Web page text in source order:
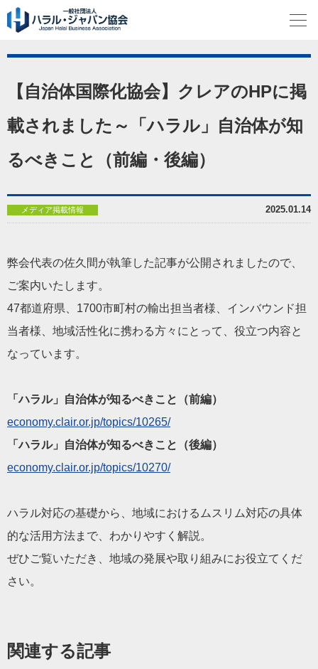
【自治体国際化協会】クレアのHPに掲
載されました～「ハラル」自治体が知
るべきこと（前編・後編）
2025.01.14
メディア掲載情報
弊会代表の佐久間が執筆した記事が公開されましたので、
ご案内いたします。
47都道府県、1700市町村の輸出担当者様、インバウンド担
当者様、地域活性化に携わる方々にとって、役立つ内容と
なっています。
「ハラル」自治体が知るべきこと（前編）
economy.clair.or.jp/topics/10265/
「ハラル」自治体が知るべきこと（後編）
economy.clair.or.jp/topics/10270/
ハラル対応の基礎から、地域におけるムスリム対応の具体
的な活用方法まで、わかりやすく解説。
ぜひご覧いただき、地域の発展や取り組みにお役立てくだ
さい。
関連する記事